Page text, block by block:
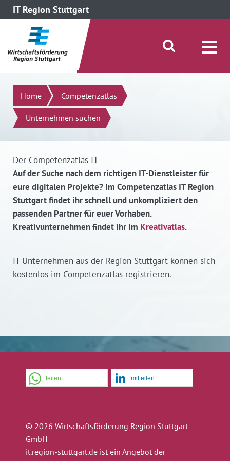
IT Region Stuttgart
direkt zum Inhalt dieser Seite
direkt zum Menü springen
Suche öffnen/schließen
Suchen
Home Competenzatlas
Unternehmen suchen
Der Competenzatlas IT
Auf der Suche nach dem richtigen IT-Dienstleister für
eure digitalen Projekte? Im Competenzatlas IT Region
Stuttgart findet ihr schnell und unkompliziert den
passenden Partner für euer Vorhaben.
Kreativunternehmen findet ihr im Kreativatlas.
IT Unternehmen aus der Region Stuttgart können sich
kostenlos im Competenzatlas registrieren.
teilen mitteilen
© 2026 Wirtschaftsförderung Region Stuttgart
GmbH
it.region-stuttgart.de ist ein Angebot der